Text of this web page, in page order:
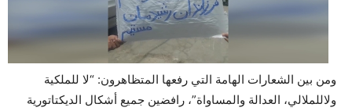
ومن بين الشعارات الهامة التي رفعها المتظاهرون: “لا للملكية
ولاللملالي، العدالة والمساواة”، رافضين جميع أشكال الديكتاتورية